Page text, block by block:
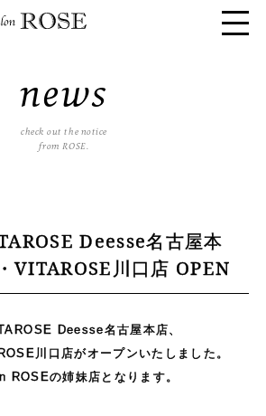
news
check out the notice
from ROSE.
Deesse名古屋本
VITAROSE川口店 OPEN
Deesse名古屋本店、
川口店がオープンいたしました。
の姉妹店となります。